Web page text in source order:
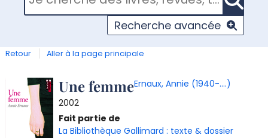
Recherche avancée
Retour Aller à la page principale
Détail
document
Une femmeErnaux, Annie (1940-....)
2002
Fait partie de
La Bibliothèque Gallimard : texte & dossier